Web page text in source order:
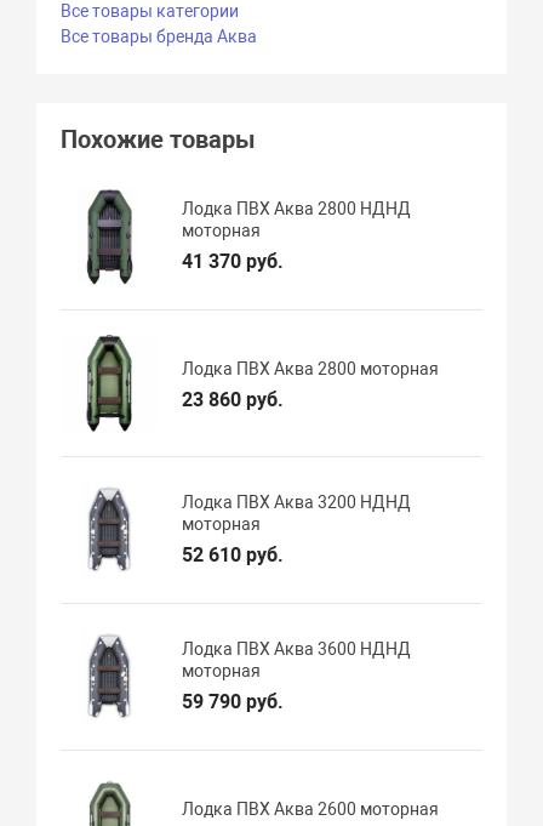
Все товары категории
Все товары бренда Аква
Похожие товары
Лодка ПВХ Аква 2800 НДНД
моторная
41 370 руб.
Лодка ПВХ Аква 2800 моторная
23 860 руб.
Лодка ПВХ Аква 3200 НДНД
моторная
52 610 руб.
Лодка ПВХ Аква 3600 НДНД
моторная
59 790 руб.
Лодка ПВХ Аква 2600 моторная